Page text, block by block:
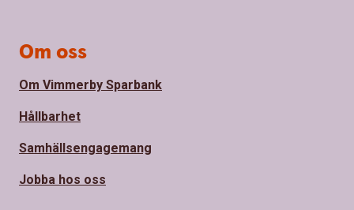
Om oss
Om Vimmerby Sparbank
Hållbarhet
Samhällsengagemang
Jobba hos oss